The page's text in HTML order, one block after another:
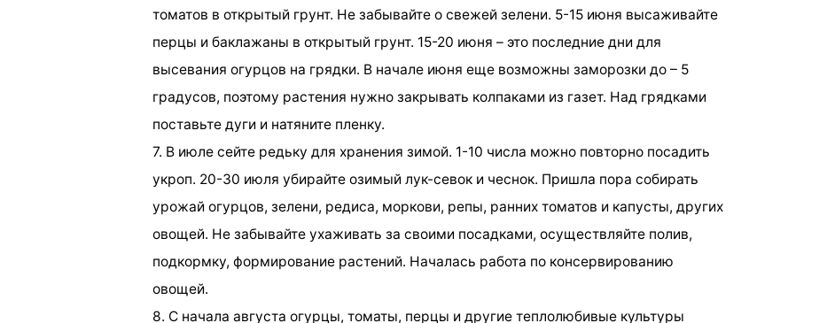
томатов в открытый грунт. Не забывайте о свежей зелени. 5-15 июня высаживайте
перцы и баклажаны в открытый грунт. 15-20 июня – это последние дни для
высевания огурцов на грядки. В начале июня еще возможны заморозки до – 5
градусов, поэтому растения нужно закрывать колпаками из газет. Над грядками
поставьте дуги и натяните пленку.
7. В июле сейте редьку для хранения зимой. 1-10 числа можно повторно посадить
укроп. 20-30 июля убирайте озимый лук-севок и чеснок. Пришла пора собирать
урожай огурцов, зелени, редиса, моркови, репы, ранних томатов и капусты, других
овощей. Не забывайте ухаживать за своими посадками, осуществляйте полив,
подкормку, формирование растений. Началась работа по консервированию
овощей.
8. С начала августа огурцы, томаты, перцы и другие теплолюбивые культуры